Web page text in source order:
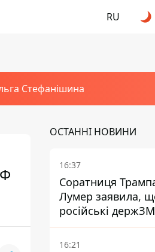
RU
Стефанішина
ОСТАННІ НОВИНИ
16:37
Соратниця
Лумер заявила,
російські
розгорнули
16:21